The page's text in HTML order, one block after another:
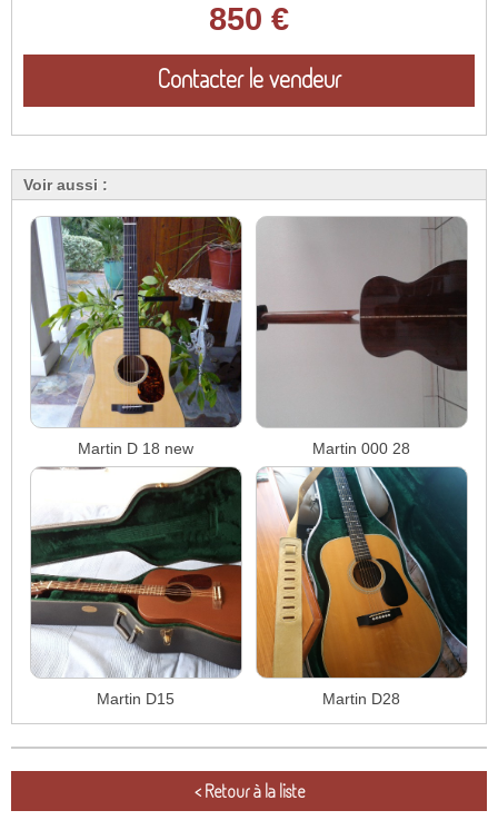
850 €
Contacter le vendeur
Voir aussi :
Martin D 18 new Martin 000 28
Martin D15 Martin D28
< Retour à la liste